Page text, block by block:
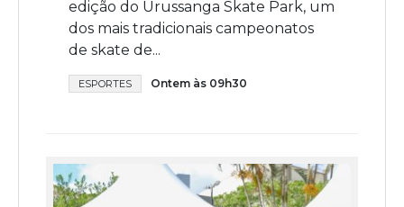
edição do Urussanga Skate Park, um
dos mais tradicionais campeonatos
de skate de...
ESPORTES Ontem às 09h30